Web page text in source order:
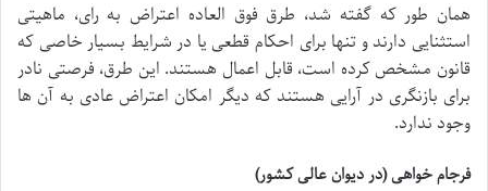
همان طور که گفته شد، طرق فوق العاده اعتراض به رای، ماهیتی
استثنایی دارند و تنها برای احکام قطعی یا در شرایط بسیار خاصی که
قانون مشخص کرده است، قابل اعمال هستند. این طرق، فرصتی نادر
برای بازنگری در آرایی هستند که دیگر امکان اعتراض عادی به آن ها
وجود ندارد.
فرجام خواهی (در دیوان عالی کشور)